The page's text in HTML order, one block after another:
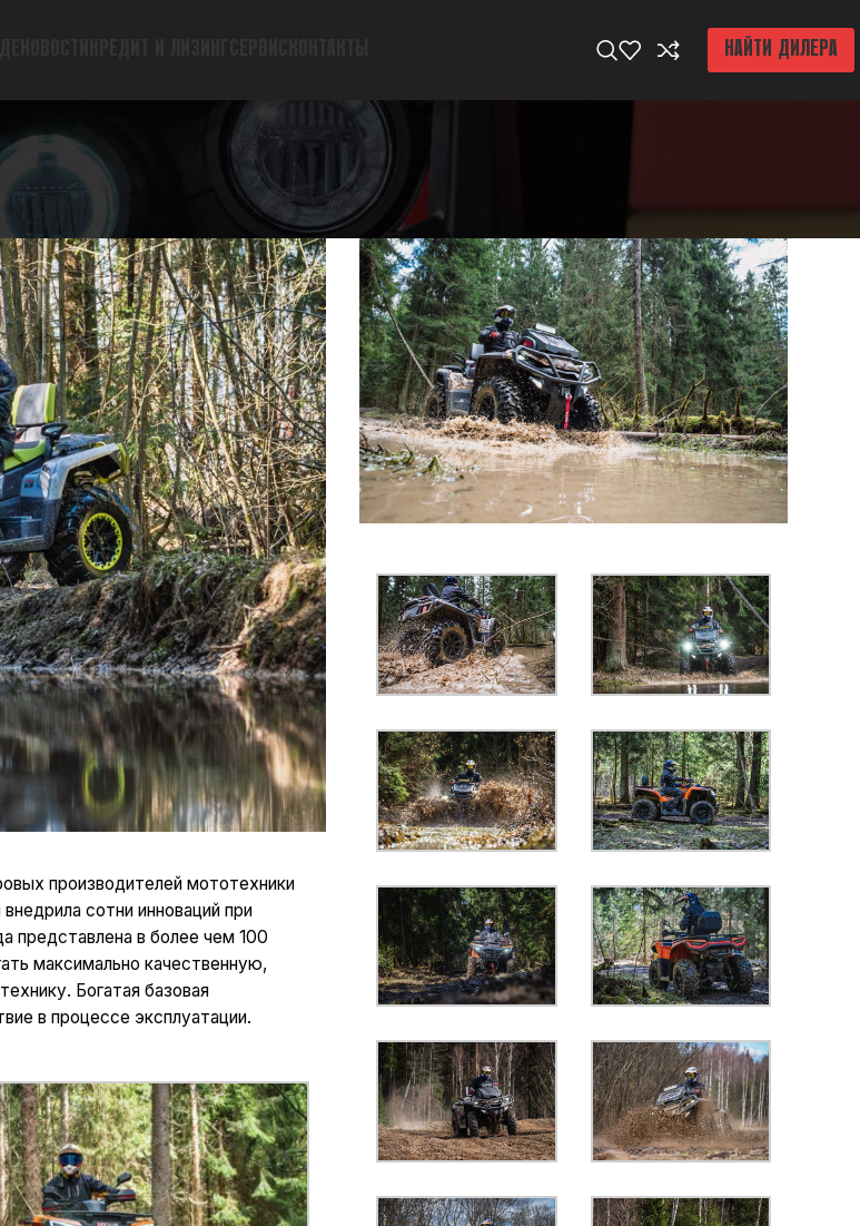
НАЙТИ ДИЛЕРА
производителей мототехники
сотни инноваций при
представлена в более чем 100
максимально качественную,
Богатая базовая
в процессе эксплуатации.